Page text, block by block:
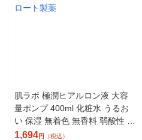
肌ラボ 極潤ヒアルロン液 大容
量ポンプ 400ml 化粧水 うるお
い 保湿 無着色 無香料 弱酸性 ロ
ート製薬
1,694円 （税込）